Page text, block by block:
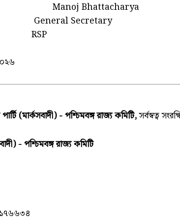
Bhattacharya
General Secretary
(মার্কসবাদী) - পশ্চিমবঙ্গ রাজ্য কমিটি,সর্বস্বত্ব
- পশ্চিমবঙ্গ রাজ্য কমিটি